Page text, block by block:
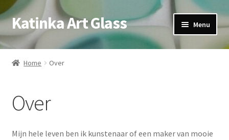
Ga
door
naar
navigatie
Ga
naar
de
inhoud
Katinka Art Glass Menu
Home
Algemene voorwaarden
Blog
Home Over
Over
Mijn hele leven ben ik kunstenaar of een maker van mooie